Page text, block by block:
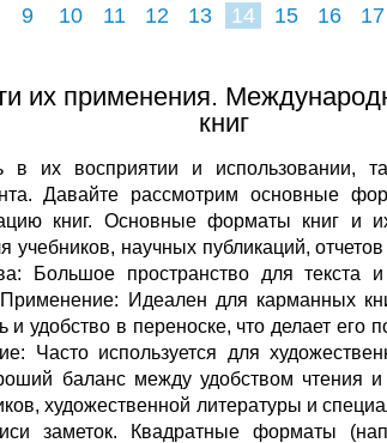
9 10 11 12 13 14 15 16 17
их применения.
книг
их восприятии и использовании,
Давайте рассмотрим основные
книг. Основные форматы книг и
учебников, научных публикаций,
Большое пространство для текста и
Применение: Идеален для карманных
удобство в переноске, что делает его
Часто используется для
баланс между удобством чтения
художественной литературы и
заметок. Квадратные форматы